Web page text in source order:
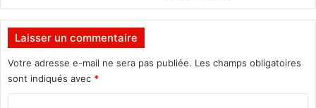
e
g
a
Laisser un commentaire
Votre adresse e-mail ne sera pas publiée. Les champs obligatoires
sont indiqués avec *